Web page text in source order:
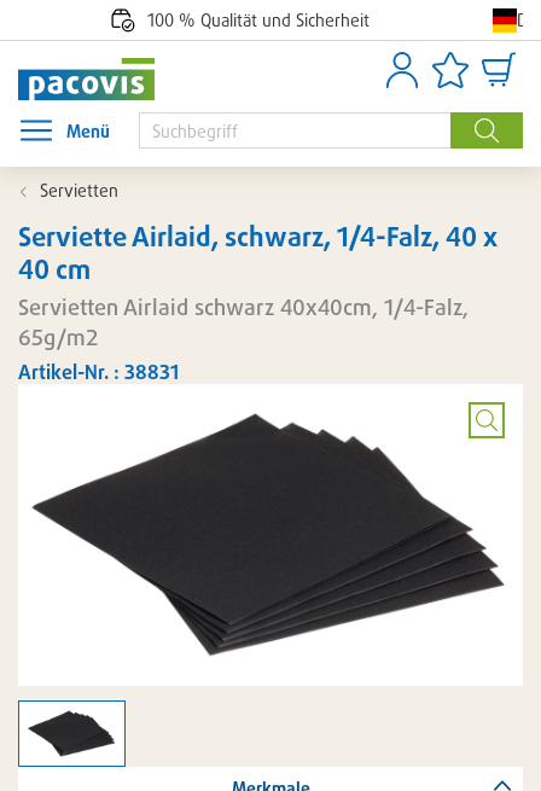
100 % Qualität und Sicherheit
Suche
AnmeldenArtikellisten
Menü
Menü öffnen
Servietten
Serviette Airlaid, schwarz, 1/4-Falz, 40 x
40 cm
Servietten Airlaid schwarz 40x40cm, 1/4-Falz,
65g/m2
Artikel-Nr. : 38831
Bild